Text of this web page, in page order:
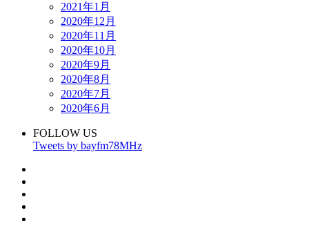
2021年1月
2020年12月
2020年11月
2020年10月
2020年9月
2020年8月
2020年7月
2020年6月
FOLLOW US
Tweets by bayfm78MHz